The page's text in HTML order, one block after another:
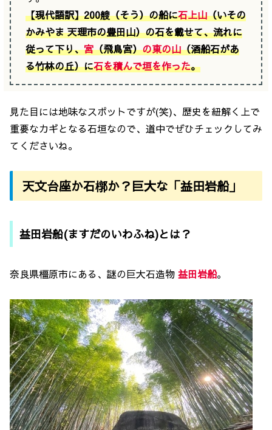
【現代語訳】200艘（そう）の船に石上山（いその
かみやま 天理市の豊田山）の石を載せて、流れに
従って下り、宮（飛鳥宮）の東の山（酒船石があ
る竹林の丘）に石を積んで垣を作った。
見た目には地味なスポットですが(笑)、歴史を紐解く上で
重要なカギとなる石垣なので、道中でぜひチェックしてみ
てくださいね。
天文台座か石槨か？巨大な「益田岩船」
益田岩船(ますだのいわふね)とは？
奈良県橿原市にある、謎の巨大石造物 益田岩船。